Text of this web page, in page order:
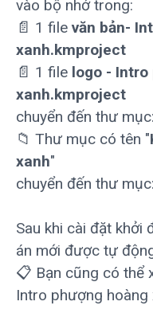
vào bộ nhớ trong:
📄 1 file văn bản-
xanh.kmproject
📄 1 file logo - Intro
xanh.kmproject
chuyển đến thư
📁 Thư mục có tên "
xanh"
chuyển đến thư
Sau khi cài đặt khởi
án mới được tự
📋 Bạn cũng có thể
Intro phượng